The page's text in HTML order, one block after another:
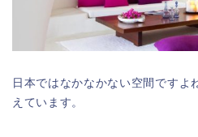
日本ではなかなかない空間ですよ
えています。